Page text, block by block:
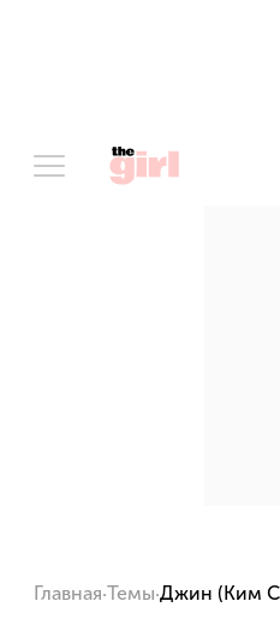
Главная·Темы·Джин (Ким